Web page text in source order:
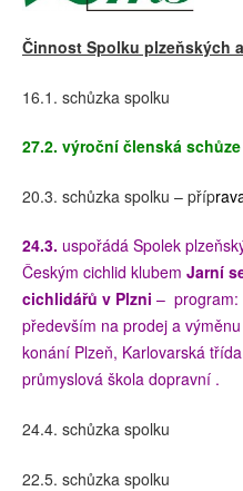
Činnost Spolku plzeňských
16.1. schůzka spolku
27.2. výroční členská
20.3. schůzka spolku – příp
24.3. uspořádá Spolek
Českým cichlid klubem Jarní
cichlidářů v Plzni – program:
především na prodej a
konání Plzeň, Karlovarská
průmyslová škola dopravní .
24.4. schůzka spolku
22.5. schůzka spolku